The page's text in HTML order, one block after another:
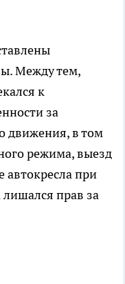
Между тем,
к
за
движения, в том
режима, выезд
автокресла при
лишался прав за